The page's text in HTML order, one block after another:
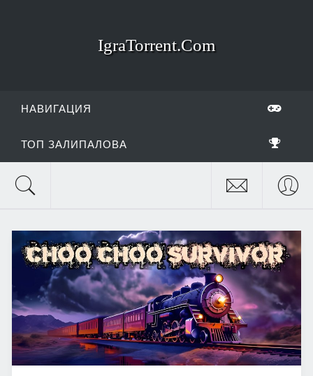
IgraTorrent.Com
НАВИГАЦИЯ
ТОП ЗАЛИПАЛОВА